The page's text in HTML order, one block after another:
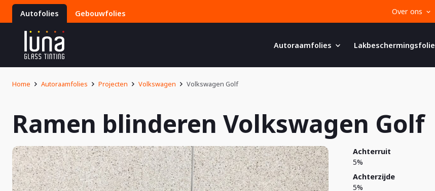
Autofolies Gebouwfolies Over ons
Autoraamfolies Lakbeschermingsfolie
Home Autoraamfolies Projecten Volkswagen Volkswagen Golf
Ramen blinderen Volkswagen Golf
Achterruit
5%
Achterzijde
5%